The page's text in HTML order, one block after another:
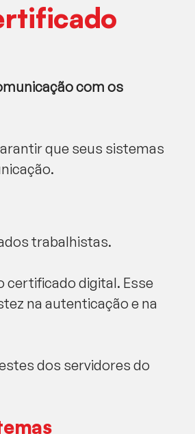
com os
que seus sistemas
trabalhistas.
certificado digital. Esse
na autenticação e na
dos servidores do